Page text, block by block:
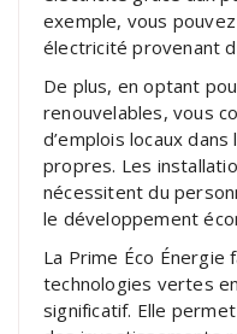
exemple, vous
électricité provenant
De plus, en optant
renouvelables, vous
d’emplois locaux
propres. Les
nécessitent du
le développement
La Prime Éco Énergie
technologies vertes
significatif. Elle